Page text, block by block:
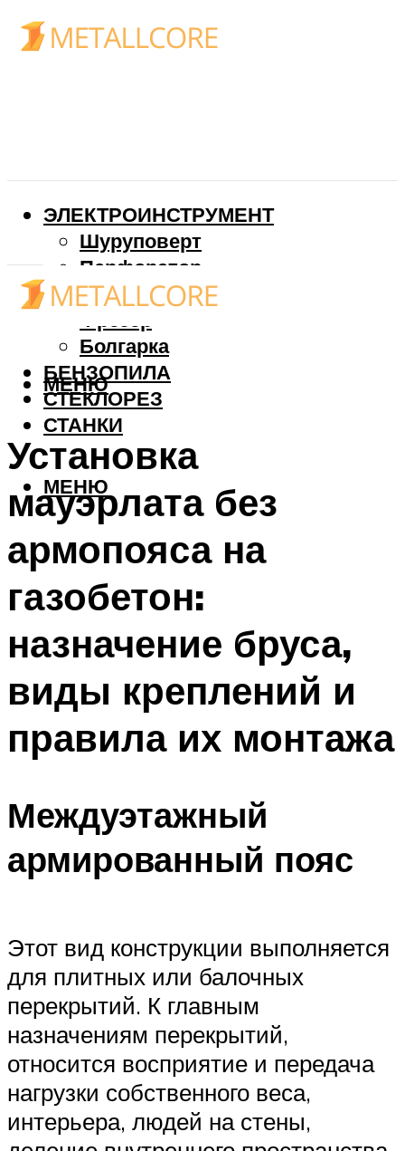
ЭЛЕКТРОИНСТРУМЕНТ
Шуруповерт
Перфоратор
Дрель
Фрезер
Болгарка
БЕНЗОПИЛА
СТЕКЛОРЕЗ
СТАНКИ
МЕНЮ
МЕНЮ
Установка
мауэрлата без
армопояса на
газобетон:
назначение бруса,
виды креплений и
правила их монтажа
Междуэтажный
армированный пояс
Этот вид конструкции выполняется
для плитных или балочных
перекрытий. К главным
назначениям перекрытий,
относится восприятие и передача
нагрузки собственного веса,
интерьера, людей на стены,